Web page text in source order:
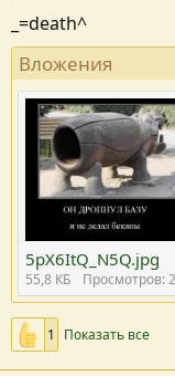
_=death^
Вложения
5pX6ItQ_N5Q.jpg
55,8 КБ Просмотров:
1 Показать все